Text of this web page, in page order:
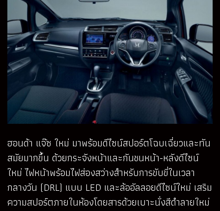
ฮอนด้า แจ๊ซ ใหม่ มาพร้อมดีไซน์สปอร์ตโฉบเฉี่ยวและทัน
สมัยมากขึ้น ด้วยกระจังหน้าและกันชนหน้า-หลังดีไซน์
ใหม่ ไฟหน้าพร้อมไฟส่องสว่างสำหรับการขับขี่ในเวลา
กลางวัน (DRL) แบบ LED และล้ออัลลอยดีไซน์ใหม่ เสริม
ความสปอร์ตภายในห้องโดยสารด้วยเบาะนั่งสีดำลายใหม่